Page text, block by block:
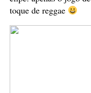
toque de reggae